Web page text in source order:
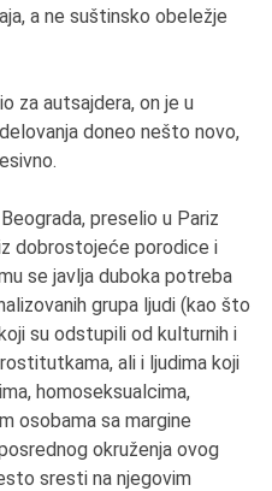
a ne suštinsko obeležje
za autsajdera, on je u
doneo nešto novo,
preselio u Pariz
dobrostojeće porodice i
se javlja duboka potreba
grupa ljudi (kao što
su odstupili od kulturnih i
ali i ljudima koji
homoseksualcima,
osobama sa margine
okruženja ovog
sresti na njegovim